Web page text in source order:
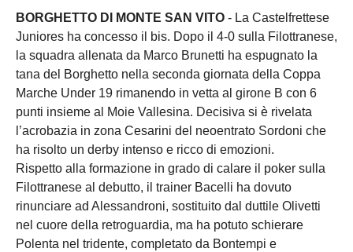
BORGHETTO DI MONTE SAN VITO - La Castelfrettese
Juniores ha concesso il bis. Dopo il 4-0 sulla Filottranese,
la squadra allenata da Marco Brunetti ha espugnato la
tana del Borghetto nella seconda giornata della Coppa
Marche Under 19 rimanendo in vetta al girone B con 6
punti insieme al Moie Vallesina. Decisiva si è rivelata
l’acrobazia in zona Cesarini del neoentrato Sordoni che
ha risolto un derby intenso e ricco di emozioni.
Rispetto alla formazione in grado di calare il poker sulla
Filottranese al debutto, il trainer Bacelli ha dovuto
rinunciare ad Alessandroni, sostituito dal duttile Olivetti
nel cuore della retroguardia, ma ha potuto schierare
Polenta nel tridente, completato da Bontempi e